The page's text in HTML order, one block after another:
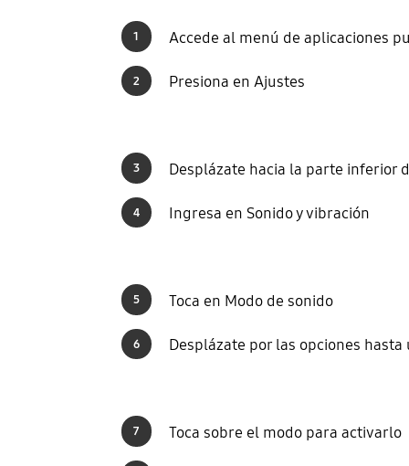
1 Accede al menú de aplicaciones
2 Presiona en Ajustes
3 Desplázate hacia la parte inferior
4 Ingresa en Sonido y vibración
5 Toca en Modo de sonido
6 Desplázate por las opciones
7 Toca sobre el modo para activarlo